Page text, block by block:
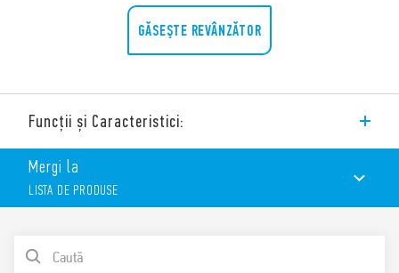
GĂSEŞTE REVÂNZĂTOR
Funcții și Caracteristici:
Soclu Tipul 90.14 (Ø 20.5 mm) pentru circuite imprimate,
pentru utilizare cu relee Tipul 60.12.
Temperatura ambiantă °C –40 … + 70
Mergi la
LISTA DE PRODUSE
LISTA DE PRODUSE